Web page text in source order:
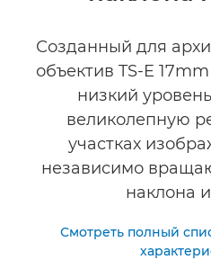
Созданный для
объектив TS-E
низкий
великолепную
участках
независимо
наклона
Смотреть полный